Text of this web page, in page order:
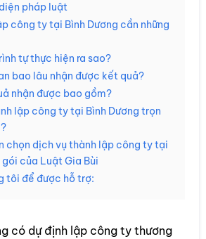
pháp luật
công ty tại Bình Dương cần những
tự thực hiện ra sao?
bao lâu nhận được kết quả?
nhận được bao gồm?
lập công ty tại Bình Dương trọn
chọn dịch vụ thành lập công ty tại
của Luật Gia Bùi
tôi để được hỗ trợ:
có dự định lập công ty thương